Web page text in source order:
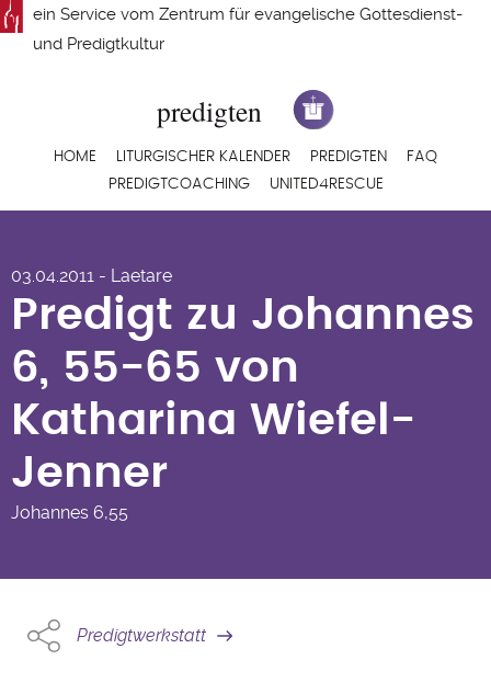
Direkt
zum
ein Service vom Zentrum für evangelische Gottesdienst-
und Predigtkultur
Hauptnavigation
HOME LITURGISCHER KALENDER PREDIGTEN
FAQ
PREDIGTCOACHING
UNITED4RESCUE
6, 55-65 von
Katharina Wiefel-
Jenner
03.04.2011 - Laetare
Predigt zu Johannes
6, 55-65 von
Katharina Wiefel-
Jenner
Johannes 6,55
Predigtwerkstatt